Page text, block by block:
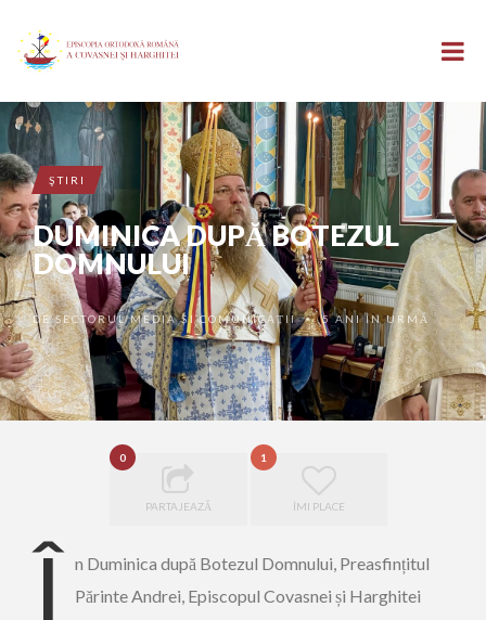
ŞTIRI
DUMINICA DUPĂ BOTEZUL
DOMNULUI
DESECTORUL MEDIA ȘI COMUNICAȚII •5 ANI ÎN URMĂ
0
PARTAJEAZĂ
1
ÎMI PLACE
Î n Duminica după Botezul Domnului, Preasfințitul
Părinte Andrei, Episcopul Covasnei și Harghitei